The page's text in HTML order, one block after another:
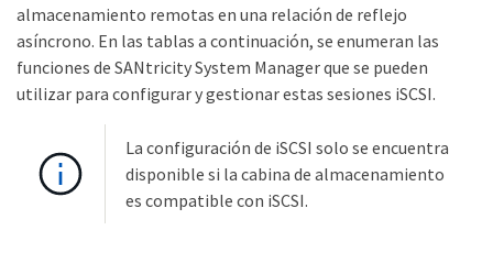
almacenamiento remotas en una relación de reflejo
asíncrono. En las tablas a continuación, se enumeran las
funciones de SANtricity System Manager que se pueden
utilizar para configurar y gestionar estas sesiones iSCSI.
La configuración de iSCSI solo se encuentra
disponible si la cabina de almacenamiento
es compatible con iSCSI.